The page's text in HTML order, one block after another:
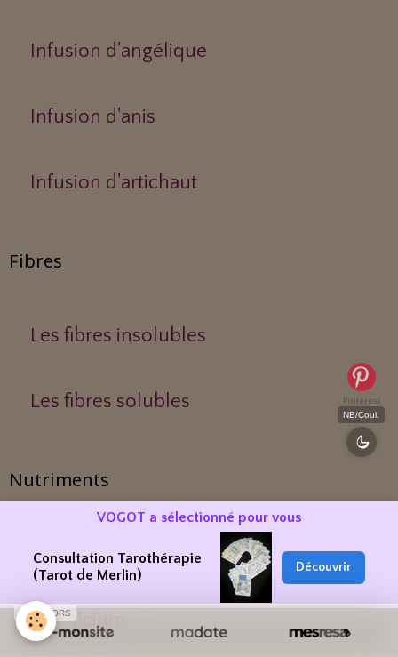
Infusion d'angélique
Infusion d'anis
Infusion d'artichaut
Fibres
Les fibres insolubles
Les fibres solubles
Nutriments
Le Phosphore
Le Calcium
Pinterest
NB/Coul.
VOGOT a sélectionné pour vous
Consultation Tarothérapie
(Tarot de Merlin)
Découvrir
SPONSORS